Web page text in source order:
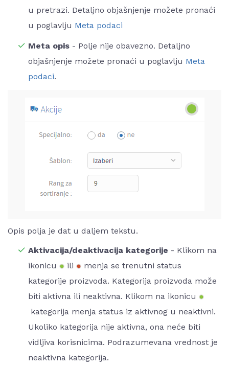
u pretrazi. Detaljno objašnjenje možete pronaći
u poglavlju Meta podaci
Meta opis - Polje nije obavezno. Detaljno
objašnjenje možete pronaći u poglavlju Meta
podaci.
Opis polja je dat u daljem tekstu.
Aktivacija/deaktivacija kategorije - Klikom na
ikonicu
ili
menja se trenutni status
kategorije proizvoda. Kategorija proizvoda može
biti aktivna ili neaktivna. Klikom na ikonicu
kategorija menja status iz aktivnog u neaktivni.
Ukoliko kategorija nije aktivna, ona neće biti
vidljiva korisnicima. Podrazumevana vrednost je
neaktivna kategorija.